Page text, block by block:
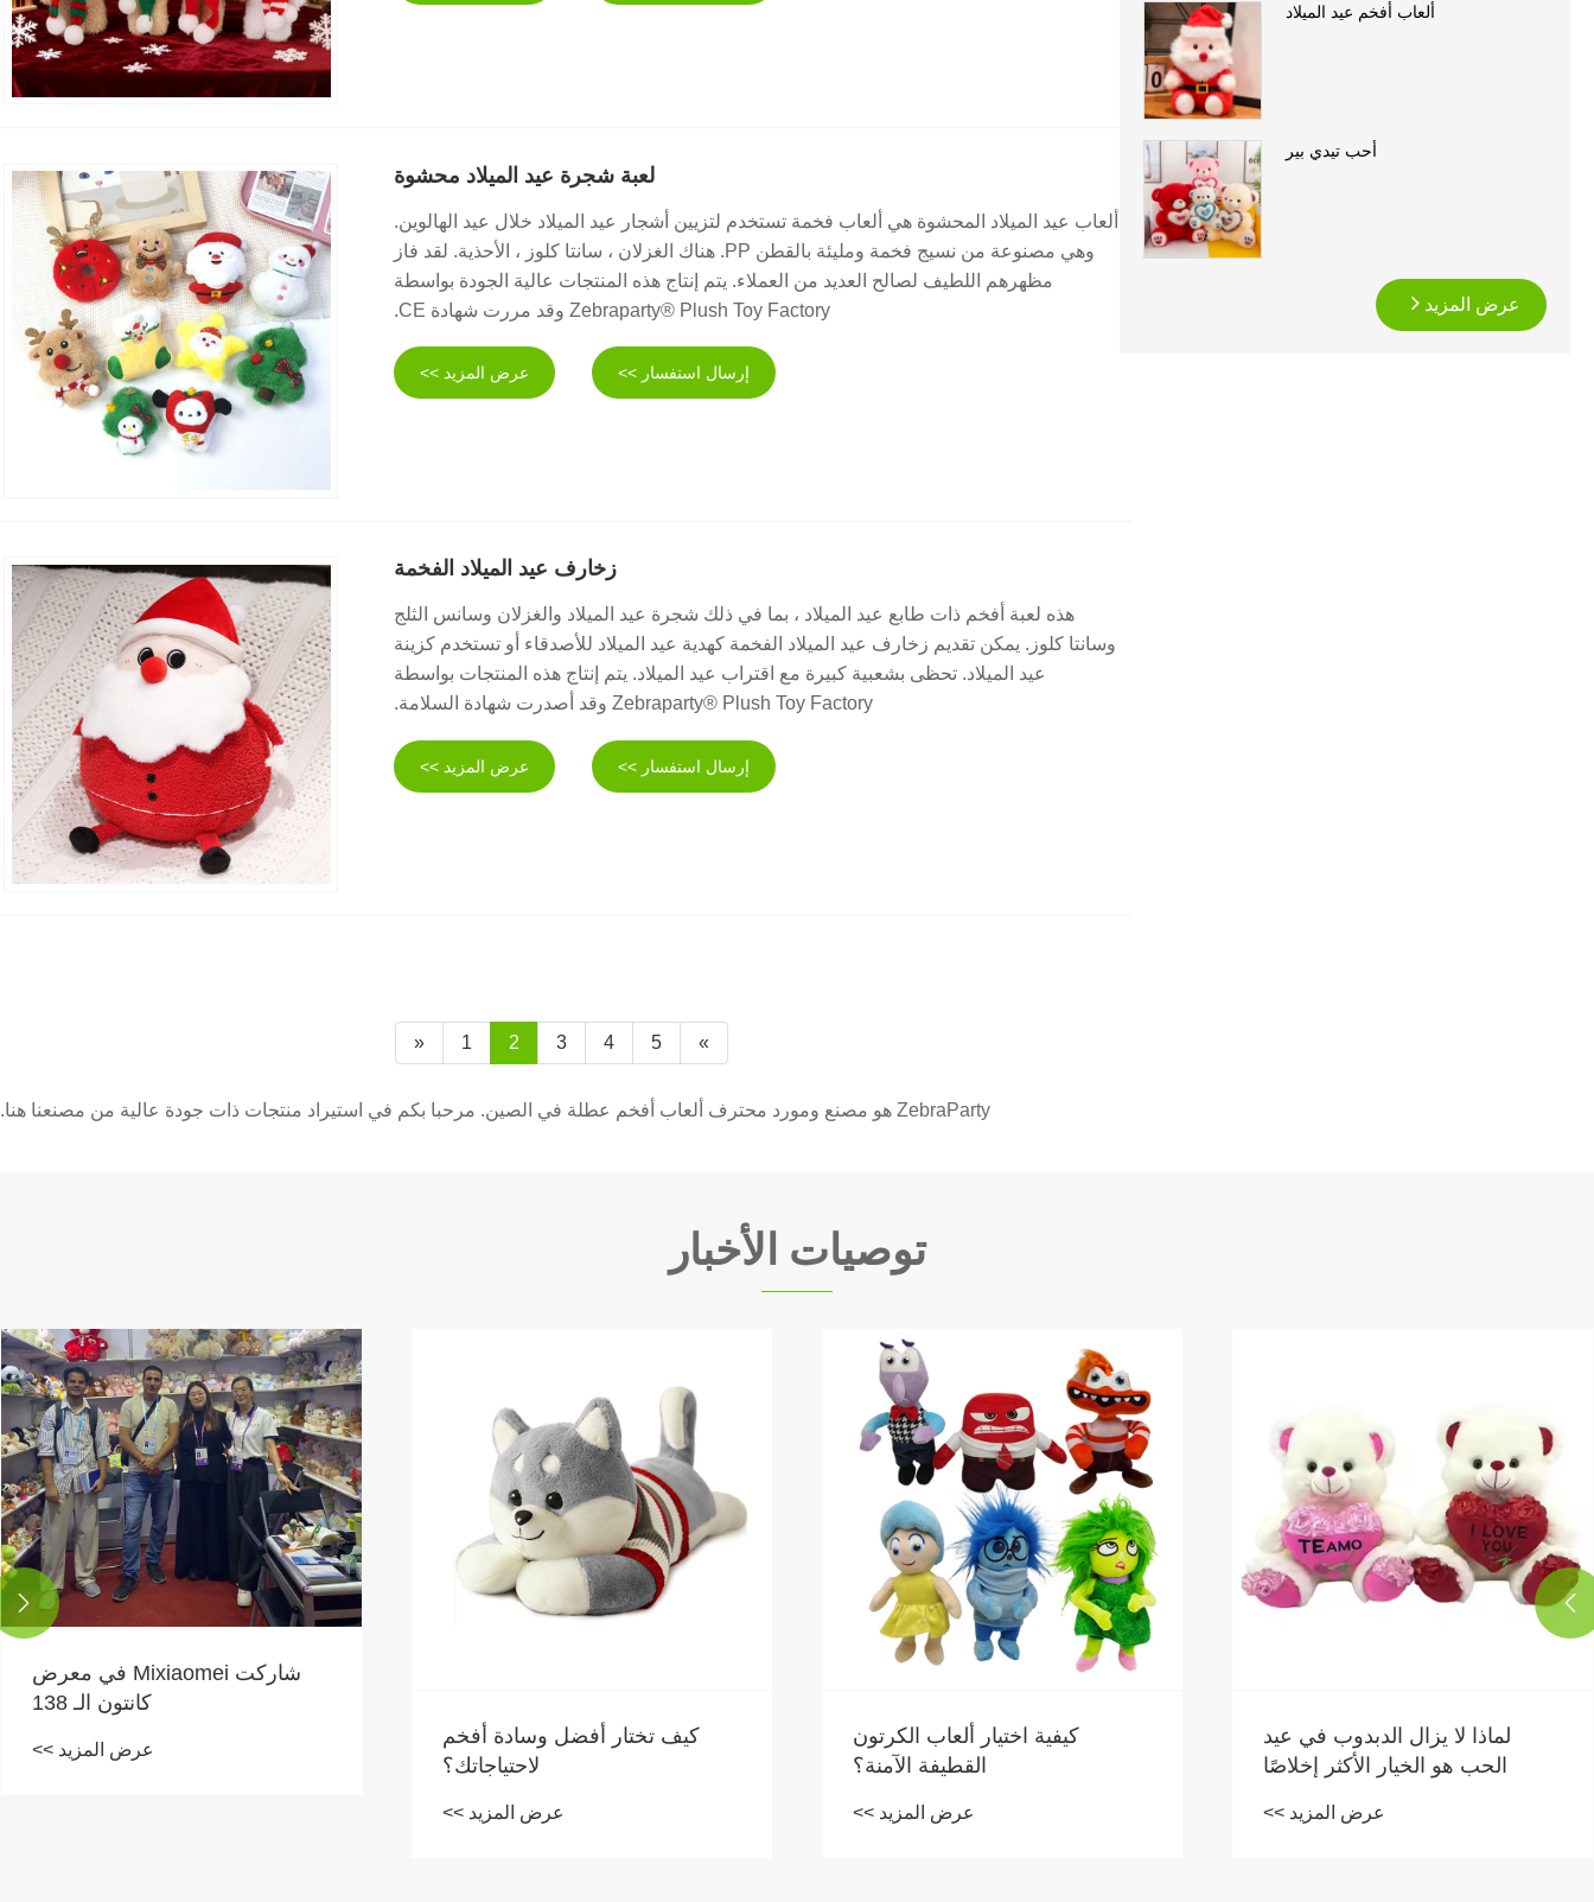
ألعاب أفخم عيد الميلاد
أحب تيدي بير
عرض المزيد
لعبة شجرة عيد الميلاد محشوة
ألعاب عيد الميلاد المحشوة هي ألعاب فخمة تستخدم لتزيين أشجار عيد الميلاد خلال عيد الهالوين.
وهي مصنوعة من نسيج فخمة ومليئة بالقطن PP. هناك الغزلان ، سانتا كلوز ، الأحذية. لقد فاز
مظهرهم اللطيف لصالح العديد من العملاء. يتم إنتاج هذه المنتجات عالية الجودة بواسطة
Zebraparty® Plush Toy Factory وقد مررت شهادة CE.
عرض المزيد >> إرسال استفسار >>
زخارف عيد الميلاد الفخمة
هذه لعبة أفخم ذات طابع عيد الميلاد ، بما في ذلك شجرة عيد الميلاد والغزلان وسانس الثلج
وسانتا كلوز. يمكن تقديم زخارف عيد الميلاد الفخمة كهدية عيد الميلاد للأصدقاء أو تستخدم كزينة
عيد الميلاد. تحظى بشعبية كبيرة مع اقتراب عيد الميلاد. يتم إنتاج هذه المنتجات بواسطة
Zebraparty® Plush Toy Factory وقد أصدرت شهادة السلامة.
عرض المزيد >> إرسال استفسار >>
« 1 2 3 4 5 »
ZebraParty هو مصنع ومورد محترف ألعاب أفخم عطلة في الصين. مرحبا بكم في استيراد منتجات ذات جودة عالية من مصنعنا هنا.
توصيات الأخبار
لماذا لا يزال الدبدوب في عيد
الحب هو الخيار الأكثر إخلاصًا
عرض المزيد >>
كيفية اختيار ألعاب الكرتون
القطيفة الآمنة؟
عرض المزيد >>
كيف تختار أفضل وسادة أفخم
لاحتياجاتك؟
عرض المزيد >>
شاركت Mixiaomei في معرض
كانتون الـ 138
عرض المزيد >>

